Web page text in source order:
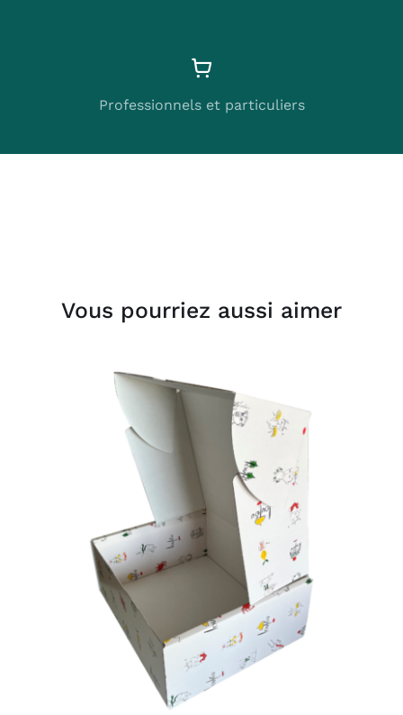
Professionnels et particuliers
Vous pourriez aussi aimer
AJOUTER AU PANIER
DÉTAILS